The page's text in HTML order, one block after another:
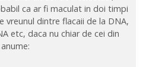
ca ar fi maculat in doi timpi
vreunul dintre flacaii de la DNA,
etc, daca nu chiar de cei din